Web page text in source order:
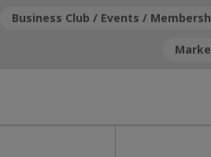
Business Club / Events /